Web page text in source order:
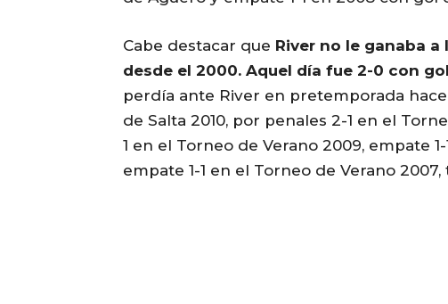
Cabe destacar que River no le ganaba
desde el 2000. Aquel día fue 2-0 con
perdía ante River en pretemporada
de Salta 2010, por penales 2-1 en el
1 en el Torneo de Verano 2009, empate
empate 1-1 en el Torneo de Verano